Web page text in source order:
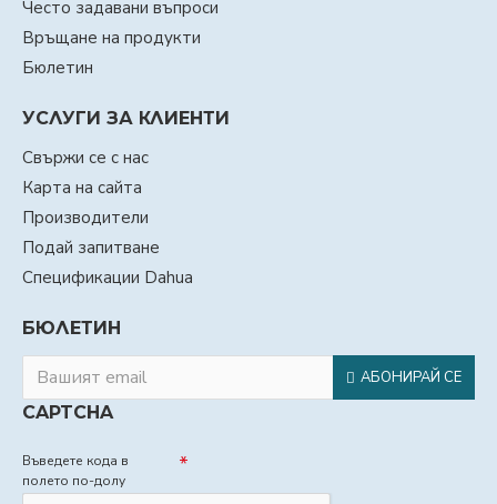
Често задавани въпроси
Връщане на продукти
Бюлетин
УСЛУГИ ЗА КЛИЕНТИ
Свържи се с нас
Карта на сайта
Производители
Подай запитване
Спецификации Dahua
БЮЛЕТИН
АБОНИРАЙ СЕ
CAPTCHA
Въведете кода в
полето по-долу